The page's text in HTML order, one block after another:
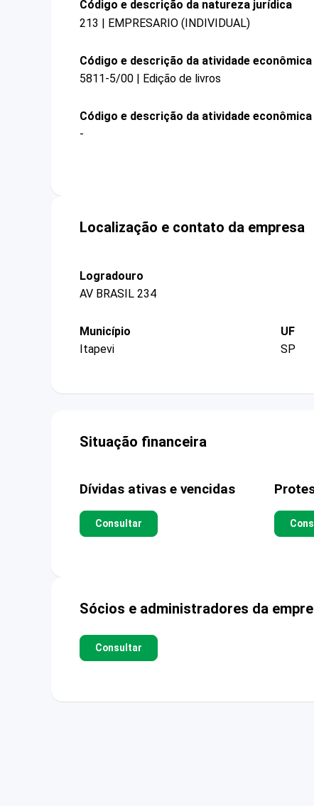
Código e descrição da natureza jurídica
213 | EMPRESARIO (INDIVIDUAL)
Código e descrição da atividade
5811-5/00 | Edição de livros
Código e descrição da atividade
-
Localização e contato da empresa
Logradouro
AV BRASIL 234
Município
Itapevi
UF
SP
Situação financeira
Dívidas ativas e vencidas
Consultar
Sócios e administradores da
Consultar